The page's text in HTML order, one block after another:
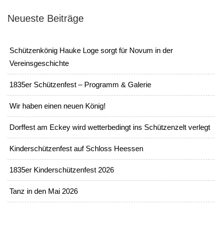
Neueste Beiträge
Schützenkönig Hauke Loge sorgt für Novum in der
Vereinsgeschichte
1835er Schützenfest – Programm & Galerie
Wir haben einen neuen König!
Dorffest am Eckey wird wetterbedingt ins Schützenzelt verlegt
Kinderschützenfest auf Schloss Heessen
1835er Kinderschützenfest 2026
Tanz in den Mai 2026